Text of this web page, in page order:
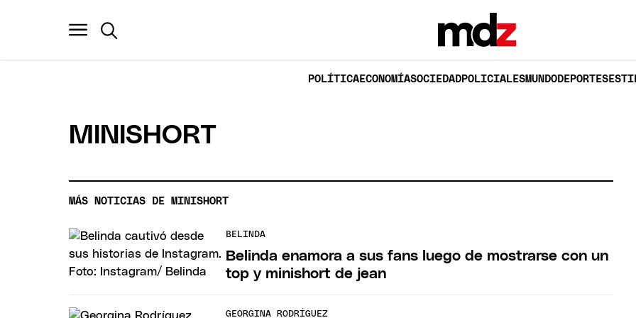
POLÍTICAECONOMÍASOCIEDADPOLICIALESMUNDODEPORTES
MINISHORT
MÁS NOTICIAS DE MINISHORT
BELINDA
Belinda enamora a sus fans luego de mostrarse con un
top y minishort de jean
GEORGINA RODRÍGUEZ